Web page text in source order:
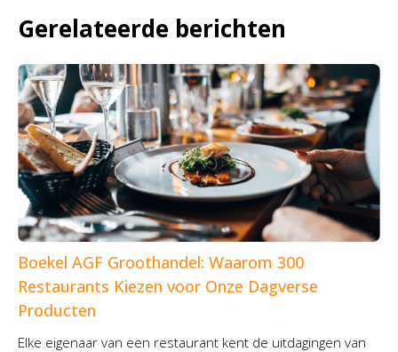
Gerelateerde berichten
Boekel AGF Groothandel: Waarom 300
Restaurants Kiezen voor Onze Dagverse
Producten
Elke eigenaar van een restaurant kent de uitdagingen van